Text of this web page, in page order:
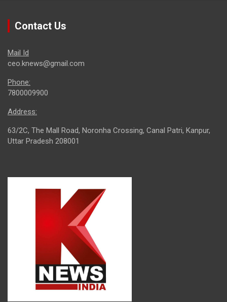
Contact Us
Mail Id
ceo.knews@gmail.com
Phone:
7800009900
Address:
63/2C, The Mall Road, Noronha Crossing, Canal Patri, Kanpur,
Uttar Pradesh 208001